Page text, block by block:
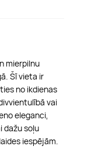
mierpilnu
Šī vieta ir
no ikdienas
vai
eleganci,
dažu soļu
iespējām.